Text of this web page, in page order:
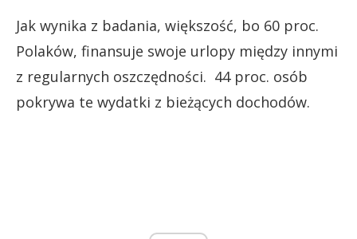
Jak wynika z badania, większość, bo 60 proc.
Polaków, finansuje swoje urlopy między innymi
z regularnych oszczędności. 44 proc. osób
pokrywa te wydatki z bieżących dochodów.